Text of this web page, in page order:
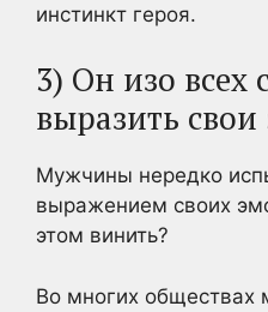
инстинкт героя.
3) Он изо всех
выразить
Мужчины нередко
выражением своих
этом винить?
Во многих обществах